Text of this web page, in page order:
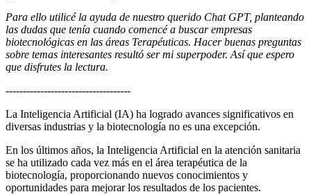
Para ello utilicé la ayuda de nuestro querido Chat GPT, planteando
las dudas que tenía cuando comencé a buscar empresas
biotecnológicas en las áreas Terapéuticas. Hacer buenas preguntas
sobre temas interesantes resultó ser mi superpoder. Así que espero
que disfrutes la lectura.
------------------------------------
La Inteligencia Artificial (IA) ha logrado avances significativos en
diversas industrias y la biotecnología no es una excepción.
En los últimos años, la Inteligencia Artificial en la atención sanitaria
se ha utilizado cada vez más en el área terapéutica de la
biotecnología, proporcionando nuevos conocimientos y
oportunidades para mejorar los resultados de los pacientes.